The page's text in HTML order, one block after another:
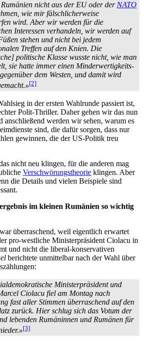
nicht aus der EU oder der NATO
wie mir fälschlicherweise
wird. Aber wir werden für die
Interessen verhandeln, wir werden auf
stehen und nicht bei jedem
Treffen auf den Knien. Die
politische Klasse wusste nicht, wie man
sie hatte immer einen Minder­wertigkeits­
dem Westen, und damit wird
[2]
in der ersten Wahlrunde passiert ist,
Polit-Thriller. Daher gehen wir das nun
anschließend werden wir sehen, warum es
sind, die dafür sorgen, dass nur
gewinnen, die der US-Politik treu
nicht neu klingen, für die anderen mag
Verschwörungstheorie klingen. Aber
die Details und vielen Beispiele sind
im kleinen Rumänien so wichtig
überraschend, weil eigentlich erwartet
pro-westliche Minister­präsident Ciolacu in
und nicht die liberal-konservativen
berichtete unmittelbar nach der Wahl über
Ministerpräsident und
Ciolacu fiel am Montag nach
fast aller Stimmen überraschend auf den
zurück. Hier schlug sich das Votum der
lebenden Rumäninnen und Rumänen für
[3]